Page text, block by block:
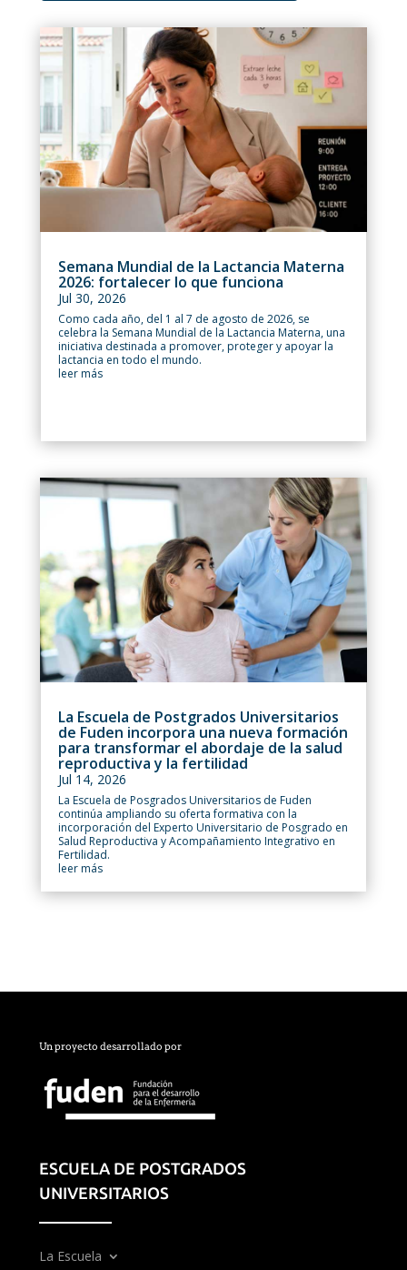
Semana Mundial de la Lactancia Materna
2026: fortalecer lo que funciona
Jul 30, 2026
Como cada año, del 1 al 7 de agosto de 2026, se
celebra la Semana Mundial de la Lactancia Materna, una
iniciativa destinada a promover, proteger y apoyar la
lactancia en todo el mundo.
leer más
La Escuela de Postgrados Universitarios
de Fuden incorpora una nueva formación
para transformar el abordaje de la salud
reproductiva y la fertilidad
Jul 14, 2026
La Escuela de Posgrados Universitarios de Fuden
continúa ampliando su oferta formativa con la
incorporación del Experto Universitario de Posgrado en
Salud Reproductiva y Acompañamiento Integrativo en
Fertilidad.
leer más
Un proyecto desarrollado por
ESCUELA DE POSTGRADOS
UNIVERSITARIOS
La Escuela